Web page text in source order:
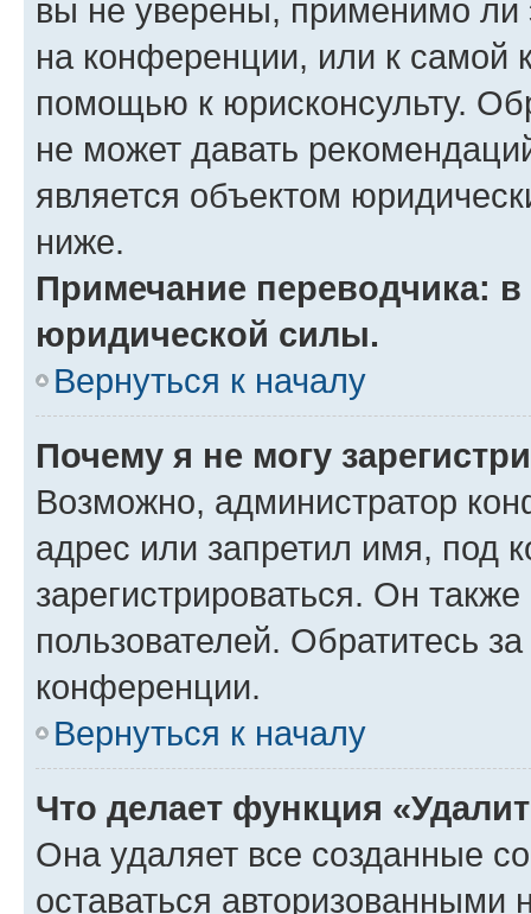
вы не уверены, применимо ли
на конференции, или к самой
помощью к юрисконсульту.
не может давать
является объектом
ниже.
Примечание переводчика:
юридической силы.
Вернуться к началу
Почему я не могу
Возможно, администратор
адрес или запретил имя, под
зарегистрироваться. Он
пользователей. Обратитесь
конференции.
Вернуться к началу
Что делает функция
Она удаляет все созданные
оставаться авторизованными